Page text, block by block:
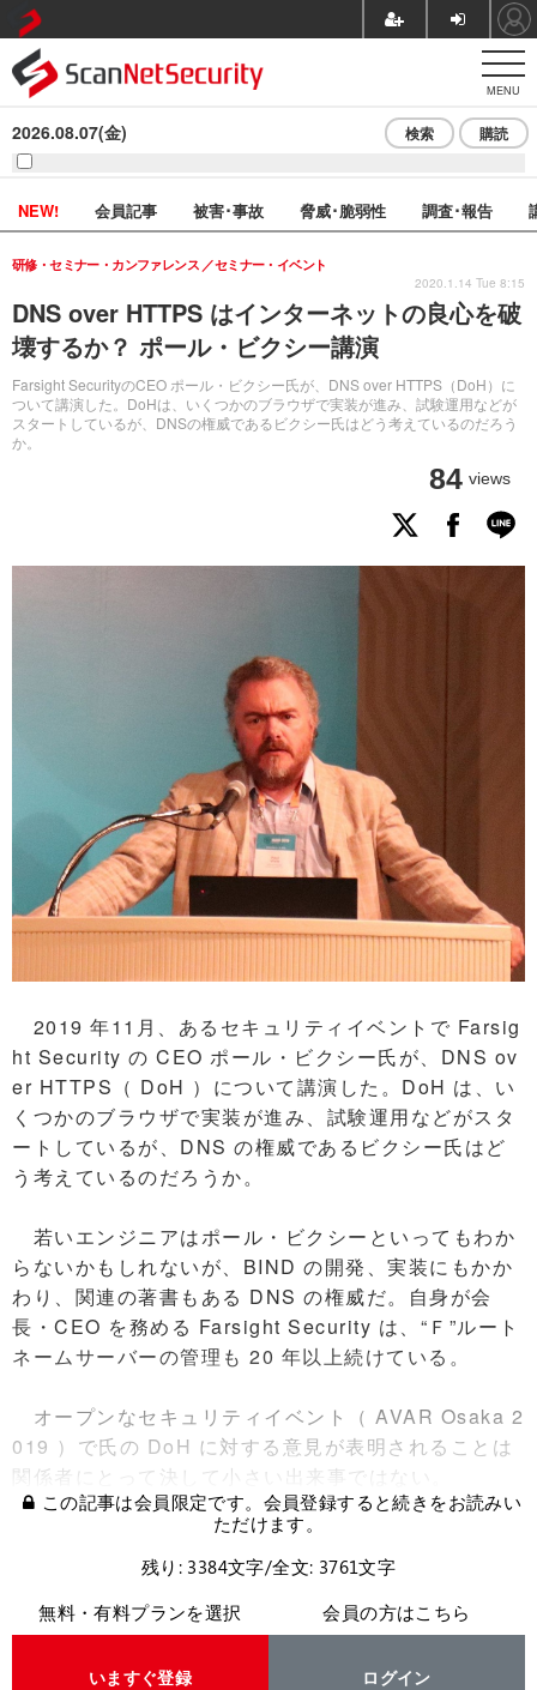
MENU
2026.08.07(金) 検索 購読
NEW! 会員記事 被害･事故 脅威･脆弱性 調査･報告
DNS over HTTPS はインターネットの良心を破
壊するか？ ポール・ビクシー講演
Farsight SecurityのCEO ポール・ビクシー氏が、DNS over HTTPS（DoH）に
ついて講演した。DoHは、いくつかのブラウザで実装が進み、試験運用などが
スタートしているが、DNSの権威であるビクシー氏はどう考えているのだろう
か。
研修・セミナー・カンファレンス セミナー・イベント
84 views
2020.1.14 Tue 8:15
2019 年11月、あるセキュリティイベントで Farsig
ht Security の CEO ポール・ビクシー氏が、DNS ov
er HTTPS（ DoH ）について講演した。DoH は、い
くつかのブラウザで実装が進み、試験運用などがスタ
ートしているが、DNS の権威であるビクシー氏はど
う考えているのだろうか。
若いエンジニアはポール・ビクシーといってもわか
らないかもしれないが、BIND の開発、実装にもかか
わり、関連の著書もある DNS の権威だ。自身が会
長・CEO を務める Farsight Security は、“Ｆ”ルート
ネームサーバーの管理も 20 年以上続けている。
オープンなセキュリティイベント（ AVAR Osaka 2
019 ）で氏の DoH に対する意見が表明されることは
関係者にとって決して小さい出来事ではない。
この記事は会員限定です。会員登録すると続きをお読みい
ただけます。
残り: 3384文字/全文: 3761文字
無料・有料プランを選択
いますぐ登録
会員の方はこちら
ログイン